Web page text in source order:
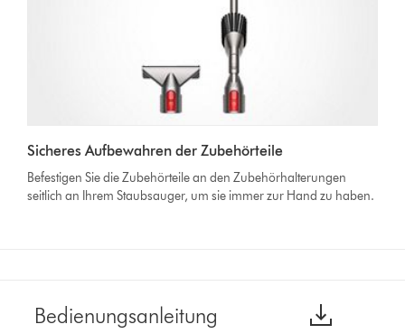
Sicheres Aufbewahren der Zubehörteile
Befestigen Sie die Zubehörteile an den Zubehörhalterungen
seitlich an Ihrem Staubsauger, um sie immer zur Hand zu haben.
Bedienungsanleitung